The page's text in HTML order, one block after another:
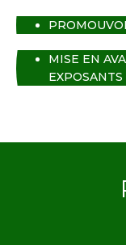
MISE EN
EXPOSANTS